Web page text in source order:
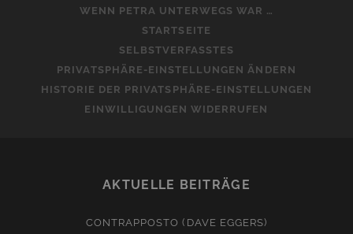
WENN PETRA UNTERWEGS WAR …
STARTSEITE
SELBSTVERFASSTES
PRIVATSPHÄRE-EINSTELLUNGEN ÄNDERN
HISTORIE DER PRIVATSPHÄRE-EINSTELLUNGEN
EINWILLIGUNGEN WIDERRUFEN
AKTUELLE BEITRÄGE
CONTRAPPOSTO (DAVE EGGERS)